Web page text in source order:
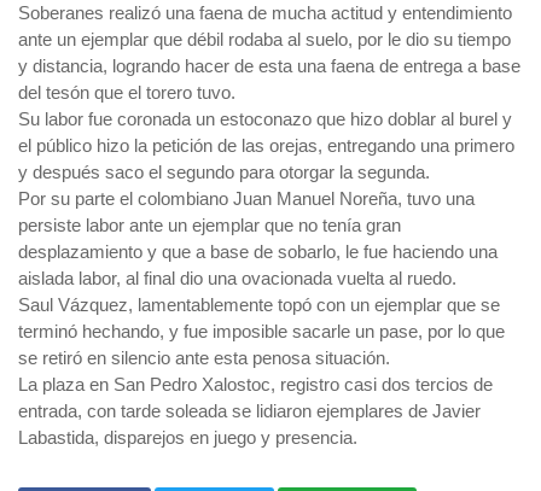
Soberanes realizó una faena de mucha actitud y entendimiento
ante un ejemplar que débil rodaba al suelo, por le dio su tiempo
y distancia, logrando hacer de esta una faena de entrega a base
del tesón que el torero tuvo.
Su labor fue coronada un estoconazo que hizo doblar al burel y
el público hizo la petición de las orejas, entregando una primero
y después saco el segundo para otorgar la segunda.
Por su parte el colombiano Juan Manuel Noreña, tuvo una
persiste labor ante un ejemplar que no tenía gran
desplazamiento y que a base de sobarlo, le fue haciendo una
aislada labor, al final dio una ovacionada vuelta al ruedo.
Saul Vázquez, lamentablemente topó con un ejemplar que se
terminó hechando, y fue imposible sacarle un pase, por lo que
se retiró en silencio ante esta penosa situación.
La plaza en San Pedro Xalostoc, registro casi dos tercios de
entrada, con tarde soleada se lidiaron ejemplares de Javier
Labastida, disparejos en juego y presencia.